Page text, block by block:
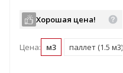
Хорошая цена!
Цена: м3 паллет (1.5 м3)